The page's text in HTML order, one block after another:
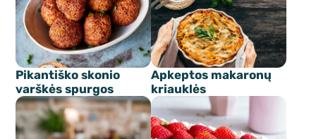
Pikantiško skonio
varškės spurgos
Apkeptos makaronų
kriauklės